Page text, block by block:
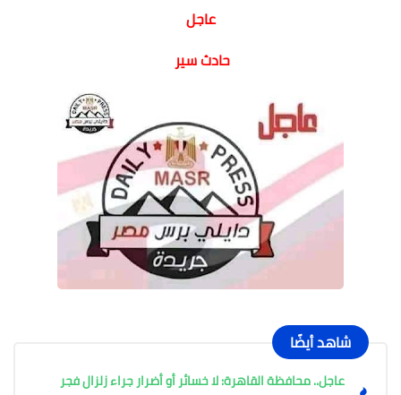
عاجل
حادث سير
شاهد أيضًا
عاجل.. محافظة القاهرة: لا خسائر أو أضرار جراء زلزال فجر